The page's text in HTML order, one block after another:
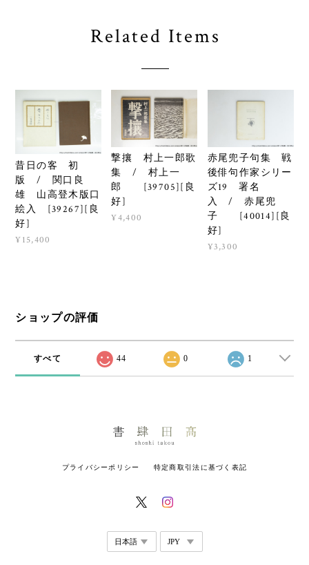
Related Items
昔日の客 初
版 / 関口良
雄 山高登木版口
絵入 [39267][良
好]
¥15,400
撃攘 村上一郎歌
集 / 村上一
郎 [39705][良
好]
¥4,400
赤尾兜子句集 戦
後俳句作家シリー
ズ19 署名
入 / 赤尾兜
子 [40014][良
好]
¥3,300
ショップの評価
すべて 44 0 1
プライバシーポリシー 特定商取引法に基づく表記